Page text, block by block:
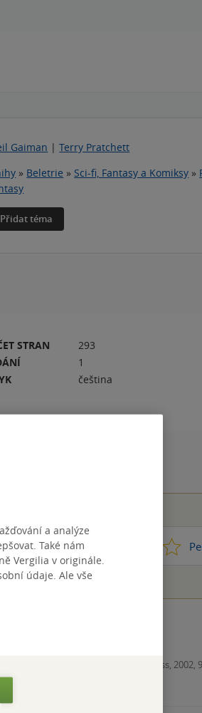
Gaiman |Terry Pratchett
» Beletrie » Sci-fi, Fantasy a Komiksy »
Přidat téma
STRAN
293
1
čeština
Nic moc
Kniha, Talpress, 2002,
a analýze
Také nám
Vergilia v originále.
údaje. Ale vše